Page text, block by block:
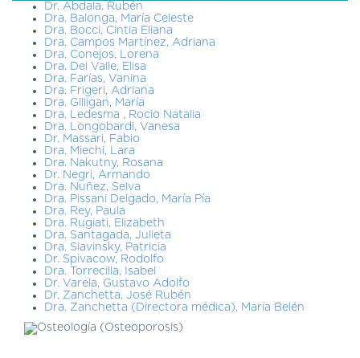
INVESTIGACIÓN
SEDES
Y
HORARIOS
MODULO
DE
AUTOGESTIÓN
CENTRAL
DE
TURNOS
5031-
4100
TURNOS
Y
RECETAS
ONLINE
Dr. Abdala, Rubén
Dra. Balonga, María Celeste
Dra. Bocci, Cintia Eliana
Dra. Campos Martínez, Adriana
Dra. Conejos, Lorena
Dra. Del Valle, Elisa
Dra. Farías, Vanina
Dra. Frigeri, Adriana
Dra. Gilligan, María
Dra. Ledesma , Rocio Natalia
Dra. Longobardi, Vanesa
Dr. Massari, Fabio
Dra. Miechi, Lara
Dra. Nakutny, Rosana
Dr. Negri, Armando
Dra. Nuñez, Selva
Dra. Pissani Delgado, María Pía
Dra. Rey, Paula
Dra. Rugiati, Elizabeth
Dra. Santagada, Julieta
Dra. Slavinsky, Patricia
Dr. Spivacow, Rodolfo
Dra. Torrecilla, Isabel
Dr. Varela, Gustavo Adolfo
Dr. Zanchetta, José Rubén
Dra. Zanchetta (Directora médica), María Belén